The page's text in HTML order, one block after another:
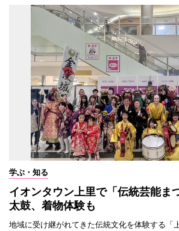
学ぶ・知る
イオンタウン上里で「伝統芸能
太鼓、着物体験も
地域に受け継がれてきた伝統文化を体験する「